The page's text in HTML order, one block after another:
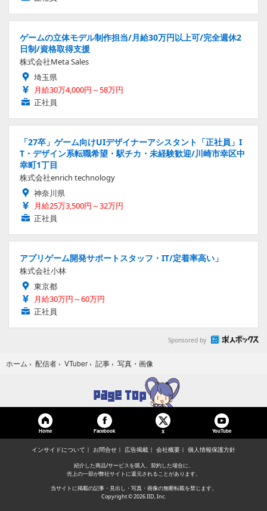
ゲームの立体モデル制作担当/月給30万円以上可/完全週休2
日制/資格取得支援
株式会社Meta Sales
埼玉県
月給30万4,000円～58万円
正社員
「27卒」ゲーム向けUIデザイナーアシスタント「正社員」I
T・デザイン系転職希望・駅チカ・未経験歓迎/川崎市幸区中
幸町1丁目
株式会社enrich technology
神奈川県
月給25万3,500円～32万円
正社員
アプリゲーム開発サポートスタッフ・IT/定着率高い」
株式会社小林
東京都
月給30万円～60万円
正社員
Sponsored by
ホーム › 配信者 › VTuber › 記事 › 写真・画像
Home Facebook X YouTube
インサイドについて お問合せ 広告掲載 会社概要 個人情報保護方針
紹介した商品/サービスを購入、契約した場合に、
売上の一部が弊社サイトに還元されることがあります。
当サイトに掲載の記事・見出し・写真・画像の無断転載を禁じます。
Copyright © 2026 IID, Inc.